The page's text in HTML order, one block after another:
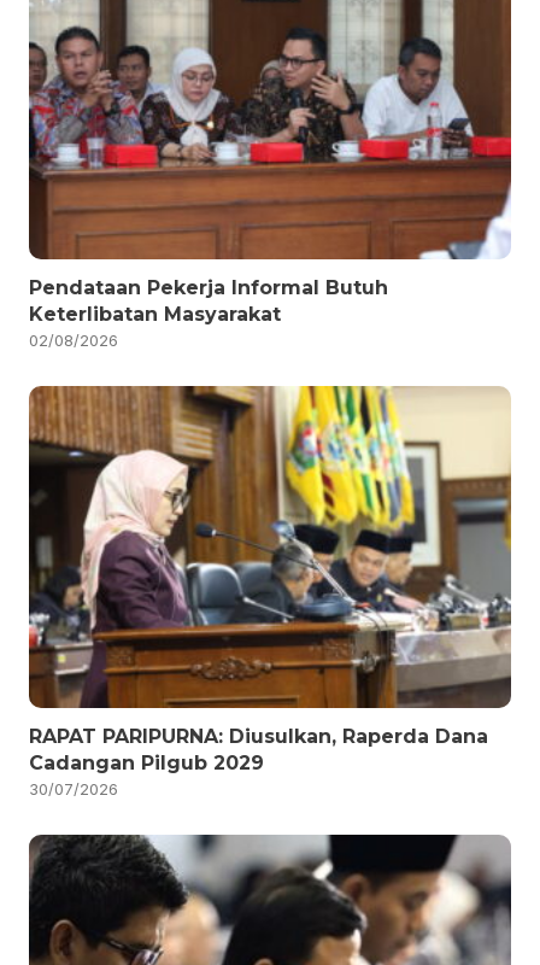
Pendataan Pekerja Informal Butuh
Keterlibatan Masyarakat
02/08/2026
RAPAT PARIPURNA: Diusulkan, Raperda Dana
Cadangan Pilgub 2029
30/07/2026